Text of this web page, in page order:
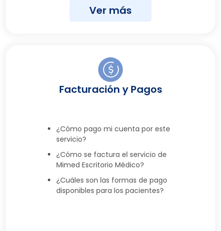
Ver más
Facturación y Pagos
¿Cómo pago mi cuenta por este
servicio?
¿Cómo se factura el servicio de
Mimed Escritorio Médico?
¿Cuáles son las formas de pago
disponibles para los pacientes?